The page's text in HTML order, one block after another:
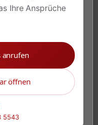
Ihre Ansprüche
anrufen
öffnen
5543